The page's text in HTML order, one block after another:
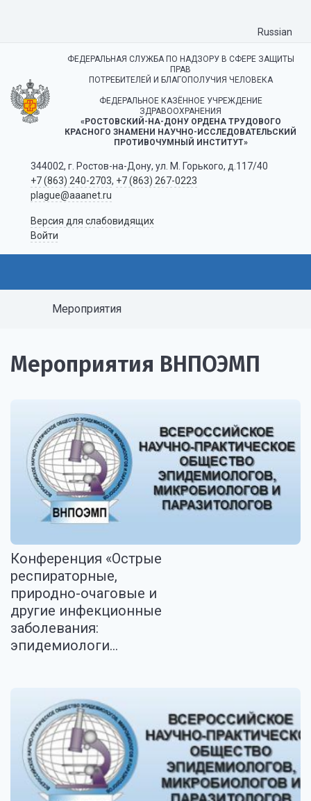
Russian
ФЕДЕРАЛЬНАЯ СЛУЖБА ПО НАДЗОРУ В СФЕРЕ ЗАЩИТЫ
ПРАВ
ПОТРЕБИТЕЛЕЙ И БЛАГОПОЛУЧИЯ ЧЕЛОВЕКА
ФЕДЕРАЛЬНОЕ КАЗЁННОЕ УЧРЕЖДЕНИЕ
ЗДРАВООХРАНЕНИЯ
«РОСТОВСКИЙ-НА-ДОНУ ОРДЕНА ТРУДОВОГО
КРАСНОГО ЗНАМЕНИ НАУЧНО-ИССЛЕДОВАТЕЛЬСКИЙ
ПРОТИВОЧУМНЫЙ ИНСТИТУТ»
344002, г. Ростов-на-Дону, ул. М. Горького, д.117/40
+7 (863) 240-2703, +7 (863) 267-0223
plague@aaanet.ru
Версия для слабовидящих
Войти
Мероприятия
Мероприятия ВНПОЭМП
Конференция «Острые
респираторные,
природно-очаговые и
другие инфекционные
заболевания:
эпидемиологи...